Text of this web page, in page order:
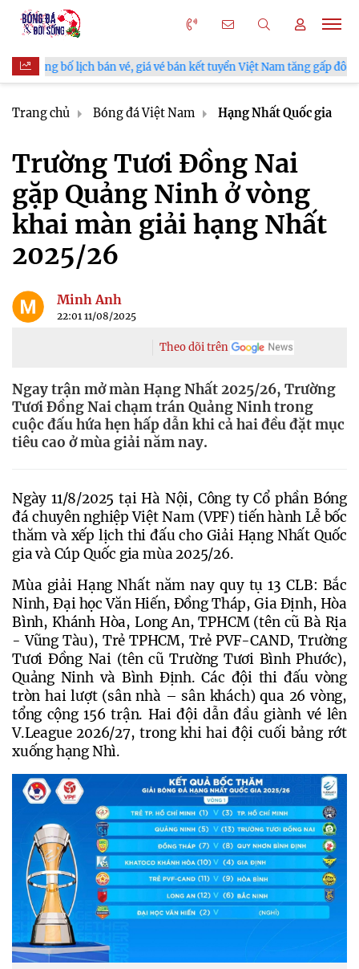
giá vé bán kết tuyển Việt Nam tăng gấp đôi V.League
Trang chủ Bóng đá Việt Nam Hạng Nhất Quốc gia
Trường Tươi Đồng Nai
gặp Quảng Ninh ở vòng
khai màn giải hạng Nhất
2025/26
Minh Anh
22:01 11/08/2025
Theo dõi trên
Ngay trận mở màn Hạng Nhất 2025/26, Trường
Tươi Đồng Nai chạm trán Quảng Ninh trong
cuộc đấu hứa hẹn hấp dẫn khi cả hai đều đặt mục
tiêu cao ở mùa giải năm nay.
Ngày 11/8/2025 tại Hà Nội, Công ty Cổ phần Bóng
đá chuyên nghiệp Việt Nam (VPF) tiến hành Lễ bốc
thăm và xếp lịch thi đấu cho Giải Hạng Nhất Quốc
gia và Cúp Quốc gia mùa 2025/26.
Mùa giải Hạng Nhất năm nay quy tụ 13 CLB: Bắc
Ninh, Đại học Văn Hiến, Đồng Tháp, Gia Định, Hòa
Bình, Khánh Hòa, Long An, TPHCM (tên cũ Bà Rịa
- Vũng Tàu), Trẻ TPHCM, Trẻ PVF-CAND, Trường
Tươi Đồng Nai (tên cũ Trường Tươi Bình Phước),
Quảng Ninh và Bình Định. Các đội thi đấu vòng
tròn hai lượt (sân nhà – sân khách) qua 26 vòng,
tổng cộng 156 trận. Hai đội dẫn đầu giành vé lên
V.League 2026/27, trong khi hai đội cuối bảng rớt
xuống hạng Nhì.